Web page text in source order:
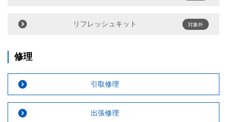
リフレッシュキット 対象外
修理
引取修理
出張修理